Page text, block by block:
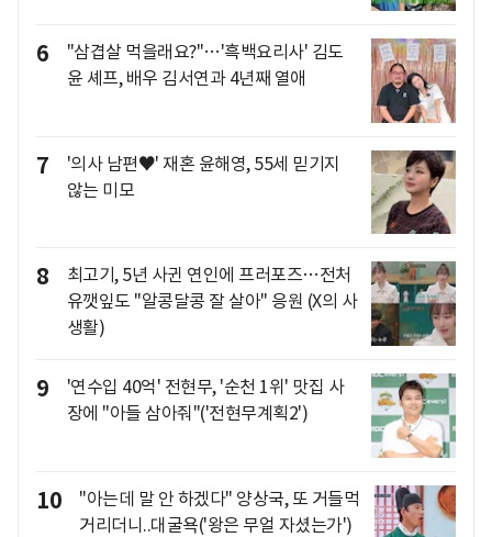
6
"삼겹살 먹을래요?"…'흑백요리사' 김도
윤 셰프, 배우 김서연과 4년째 열애
7
'의사 남편♥' 재혼 윤해영, 55세 믿기지
않는 미모
8
최고기, 5년 사귄 연인에 프러포즈…전처
유깻잎도 "알콩달콩 잘 살아" 응원 (X의 사
생활)
9
'연수입 40억' 전현무, '순천 1위' 맛집 사
장에 "아들 삼아줘"('전현무계획2')
10
"아는데 말 안 하겠다" 양상국, 또 거들먹
거리더니..대굴욕('왕은 무얼 자셨는가')